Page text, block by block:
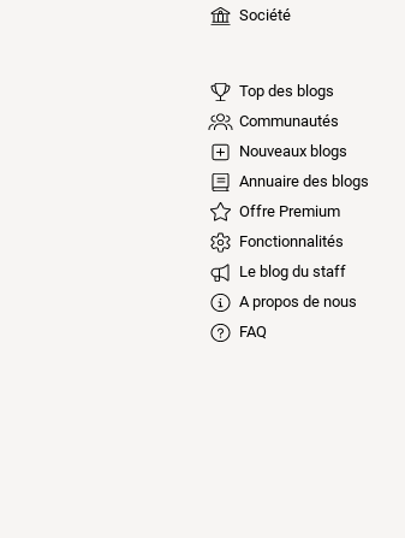
Société
Top des blogs
Communautés
Nouveaux blogs
Annuaire des blogs
Offre Premium
Fonctionnalités
Le blog du staff
A propos de nous
FAQ